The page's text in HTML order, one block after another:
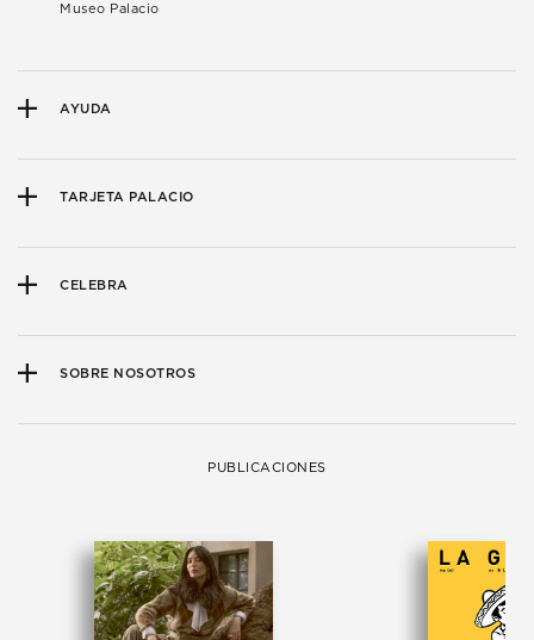
Museo Palacio
AYUDA
TARJETA PALACIO
CELEBRA
SOBRE NOSOTROS
PUBLICACIONES